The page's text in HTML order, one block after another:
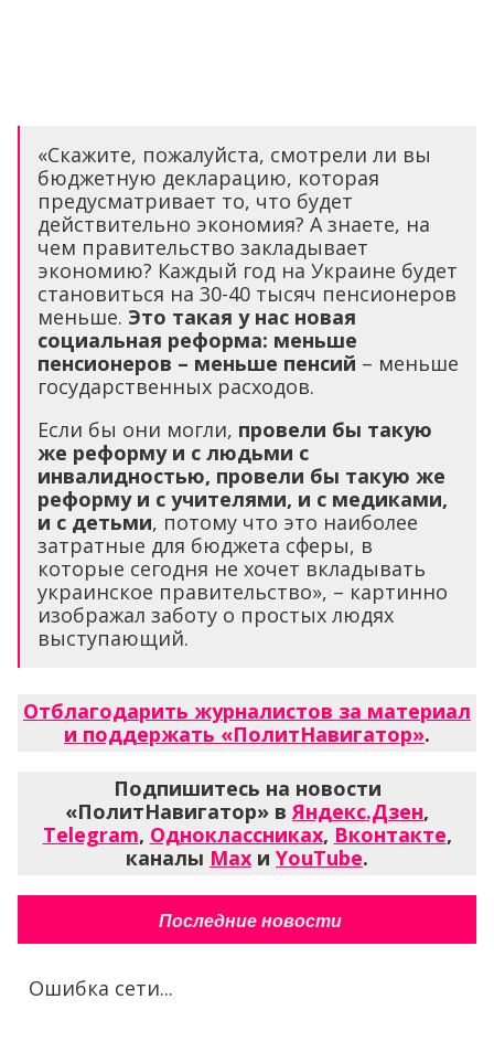
«Скажите, пожалуйста, смотрели ли вы
бюджетную декларацию, которая
предусматривает то, что будет
действительно экономия? А знаете, на
чем правительство закладывает
экономию? Каждый год на Украине будет
становиться на 30-40 тысяч пенсионеров
меньше. Это такая у нас новая
социальная реформа: меньше
пенсионеров – меньше пенсий – меньше
государственных расходов.
Если бы они могли, провели бы такую
же реформу и с людьми с
инвалидностью, провели бы такую же
реформу и с учителями, и с медиками,
и с детьми, потому что это наиболее
затратные для бюджета сферы, в
которые сегодня не хочет вкладывать
украинское правительство», – картинно
изображал заботу о простых людях
выступающий.
Отблагодарить журналистов за материал
и поддержать «ПолитНавигатор».
Подпишитесь на новости
«ПолитНавигатор» вЯндекс.Дзен,
Telegram, Одноклассниках, Вконтакте,
каналы Max и YouTube.
Последние новости
Ошибка сети...